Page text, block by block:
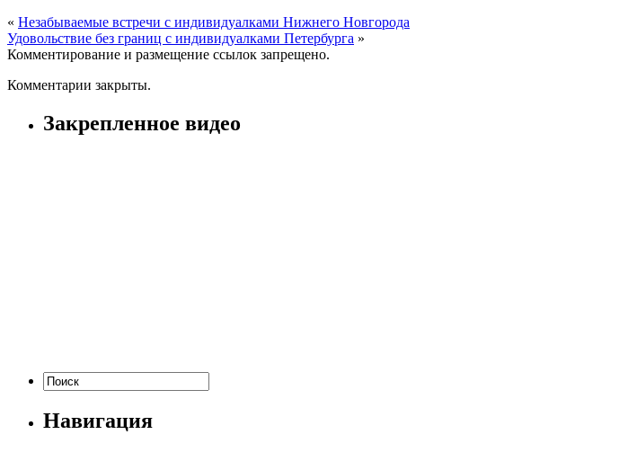
« Незабываемые встречи с индивидуалками Нижнего Новгорода
Удовольствие без границ с индивидуалками Петербурга »
Комментирование и размещение ссылок запрещено.
Комментарии закрыты.
Закрепленное видео
Навигация